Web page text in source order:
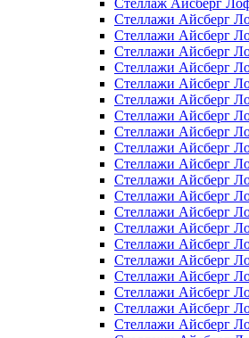
Стеллаж Айсберг
Стеллажи Айсберг
Стеллажи Айсберг
Стеллажи Айсберг
Стеллажи Айсберг
Стеллажи Айсберг
Стеллажи Айсберг
Стеллажи Айсберг
Стеллажи Айсберг
Стеллажи Айсберг
Стеллажи Айсберг
Стеллажи Айсберг
Стеллажи Айсберг
Стеллажи Айсберг
Стеллажи Айсберг
Стеллажи Айсберг
Стеллажи Айсберг
Стеллажи Айсберг
Стеллажи Айсберг
Стеллажи Айсберг
Стеллажи Айсберг